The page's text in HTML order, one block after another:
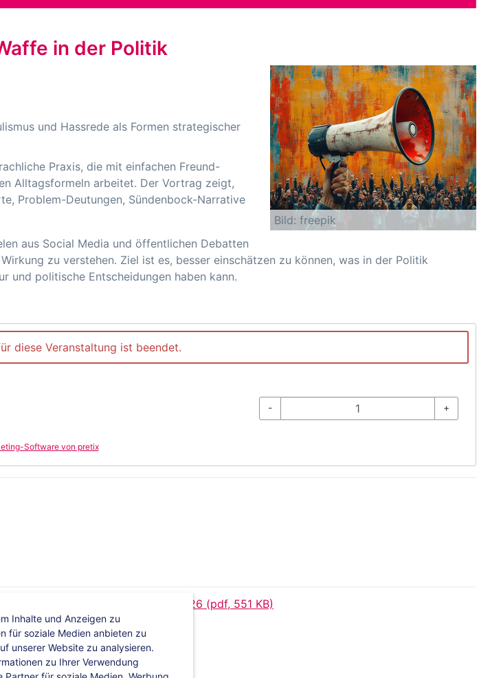
in der Politik
Bild: freepik
und Hassrede als Formen strategischer
Praxis, die mit einfachen Freund-
Alltagsformeln arbeitet. Der Vortrag zeigt,
Problem-Deutungen, Sündenbock-Narrative
aus Social Media und öffentlichen Debatten
zu verstehen. Ziel ist es, besser einschätzen zu können, was in der Politik
und politische Entscheidungen haben kann.
diese Veranstaltung ist beendet.
- +
Software von pretix
01-26 (pdf, 551 KB)
Inhalte und Anzeigen zu
für soziale Medien anbieten zu
unserer Website zu analysieren.
zu Ihrer Verwendung